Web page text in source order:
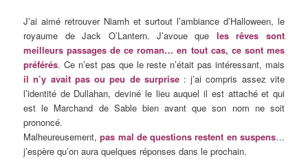
J’ai aimé retrouver Niamh et surtout l’ambiance d’Halloween, le
royaume de Jack O’Lantern. J’avoue que les rêves sont
meilleurs passages de ce roman… en tout cas, ce sont mes
préférés. Ce n’est pas que le reste n’était pas intéressant, mais
il n’y avait pas ou peu de surprise: j’ai compris assez vite
l’identité de Dullahan, deviné le lieu auquel il est attaché et qui
est le Marchand de Sable bien avant que son nom ne soit
prononcé.
Malheureusement,pas mal de questions restent en suspens…
j’espère qu’on aura quelques réponses dans le prochain.